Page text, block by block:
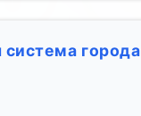
города